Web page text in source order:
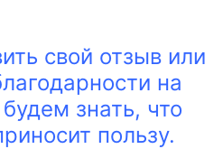
свой отзыв или
на
знать, что
пользу.